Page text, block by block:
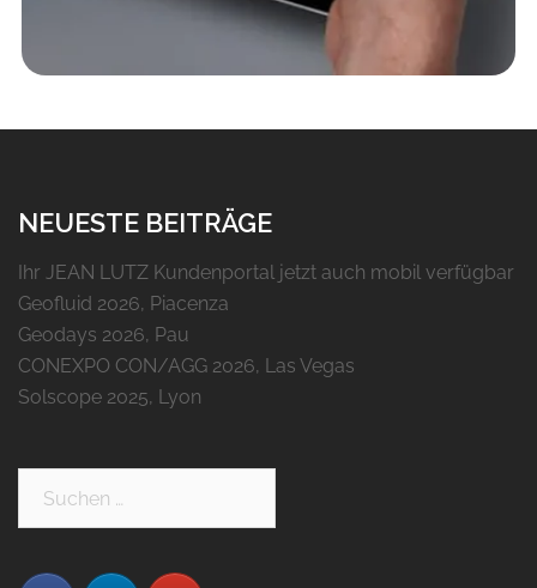
NEUESTE BEITRÄGE
Ihr JEAN LUTZ Kundenportal jetzt auch mobil verfügbar
Geofluid 2026, Piacenza
Geodays 2026, Pau
CONEXPO CON/AGG 2026, Las Vegas
Solscope 2025, Lyon
nach: